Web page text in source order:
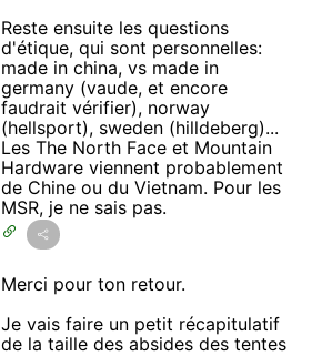
Reste ensuite les questions
d'étique, qui sont personnelles:
made in china, vs made in
germany (vaude, et encore
faudrait vérifier), norway
(hellsport), sweden (hilldeberg)...
Les The North Face et Mountain
Hardware viennent probablement
de Chine ou du Vietnam. Pour les
MSR, je ne sais pas.
Merci pour ton retour.
Je vais faire un petit récapitulatif
de la taille des absides des tentes